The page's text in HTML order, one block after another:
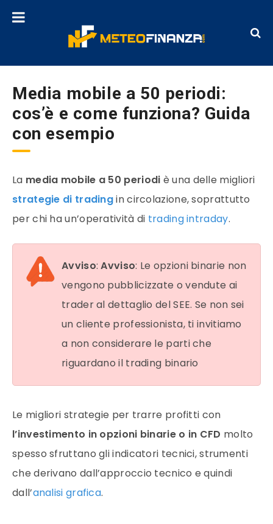
Media mobile a 50 periodi:
cos’è e come funziona? Guida
con esempio
La media mobile a 50 periodi è una delle migliori
strategie di tradingin circolazione, soprattutto
per chi ha un’operatività di trading intraday.
Avviso:Avviso: Le opzioni binarie non
vengono pubblicizzate o vendute ai
trader al dettaglio del SEE. Se non sei
un cliente professionista, ti invitiamo
a non considerare le parti che
riguardano il trading binario
Le migliori strategie per trarre profitti con
l’investimento in opzioni binarie o in CFD molto
spesso sfruttano gli indicatori tecnici, strumenti
che derivano dall’approccio tecnico e quindi
dall’analisi grafica.